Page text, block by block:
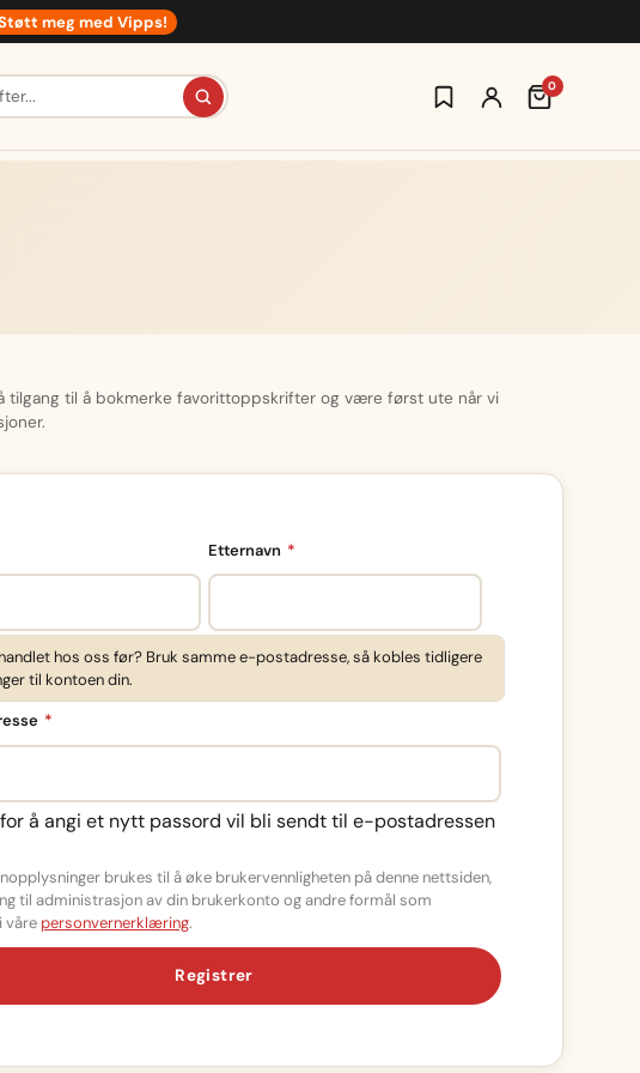
meg med Vipps!
0
tilgang til å bokmerke favorittoppskrifter og være først ute når vi
Etternavn *
hos oss før? Bruk samme e-postadresse, så kobles tidligere
til kontoen din.
*
for å angi et nytt passord vil bli sendt til e-postadressen
brukes til å øke brukervennligheten på denne nettsiden,
til administrasjon av din brukerkonto og andre formål som
våre personvernerklæring.
Registrer